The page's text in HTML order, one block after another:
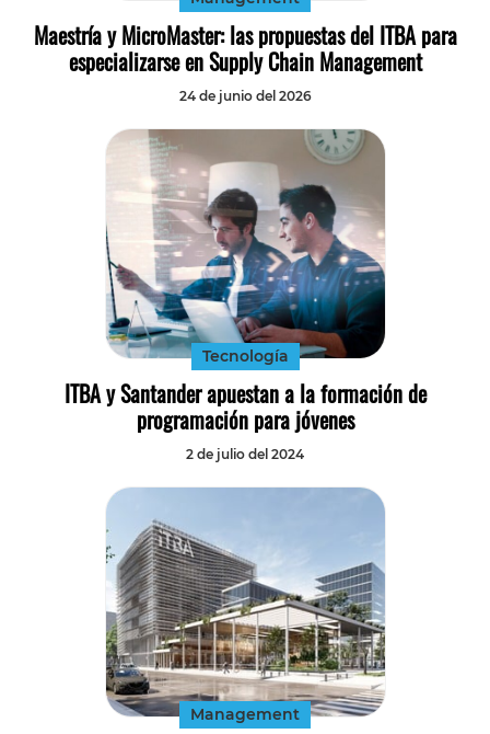
Maestría y MicroMaster: las propuestas del ITBA para
especializarse en Supply Chain Management
24 de junio del 2026
Tecnología
ITBA y Santander apuestan a la formación de
programación para jóvenes
2 de julio del 2024
Management